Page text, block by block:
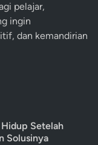
pelajar,
ingin
dan kemandirian
Setelah
Solusinya